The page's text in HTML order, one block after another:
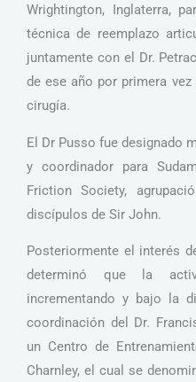
Wrightington, Inglaterra,
técnica de reemplazo
juntamente con el Dr.
de ese año por primera
cirugía.
El Dr Pusso fue designado
y coordinador para
Friction Society,
discípulos de Sir John.
Posteriormente el interés
determinó que la
incrementando y bajo la
coordinación del Dr.
un Centro de
Charnley, el cual se